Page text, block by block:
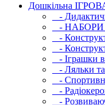
Дошкільна ІГРОВА
-
- НАБОРИ
-
-
- Іграшки
- Ляльки
-
-
-